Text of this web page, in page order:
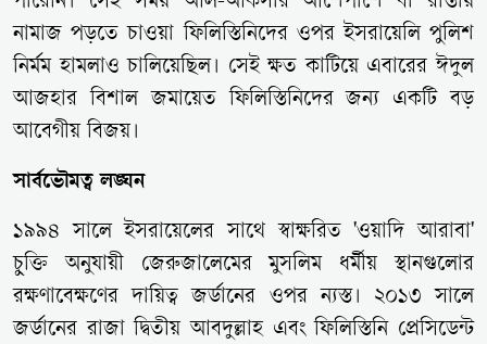
নামাজ পড়তে চাওয়া ফিলিস্তিনিদের ওপর ইসরায়েলি পুলিশ
নির্মম হামলাও চালিয়েছিল। সেই ক্ষত কাটিয়ে এবারের ঈদুল
আজহার বিশাল জমায়েত ফিলিস্তিনিদের জন্য একটি বড়
আবেগীয় বিজয়।
সার্বভৌমত্ব লঙ্ঘন
১৯৯৪ সালে ইসরায়েলের সাথে স্বাক্ষরিত 'ওয়াদি আরাবা'
চুক্তি অনুযায়ী জেরুজালেমের মুসলিম ধর্মীয় স্থানগুলোর
রক্ষণাবেক্ষণের দায়িত্ব জর্ডানের ওপর ন্যস্ত। ২০১৩ সালে
জর্ডানের রাজা দ্বিতীয় আবদুল্লাহ এবং ফিলিস্তিনি প্রেসিডেন্ট